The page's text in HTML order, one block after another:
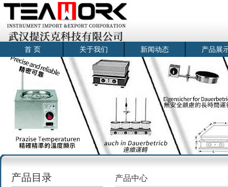
首 页 关于我们 新闻动态 产品展
产品目录 产品中心